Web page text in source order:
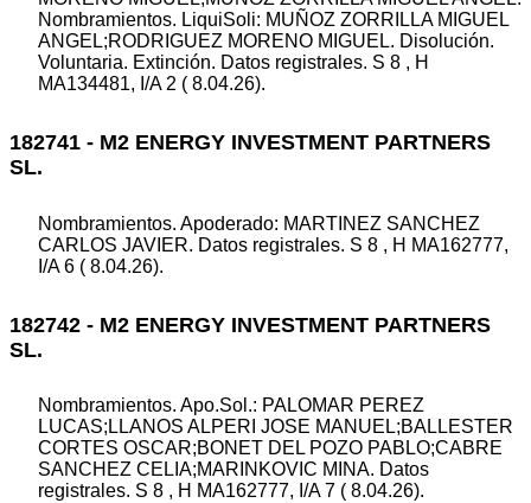
Nombramientos. LiquiSoli: MUÑOZ ZORRILLA MIGUEL
ANGEL;RODRIGUEZ MORENO MIGUEL. Disolución.
Voluntaria. Extinción. Datos registrales. S 8 , H
MA134481, I/A 2 ( 8.04.26).
182741 - M2 ENERGY INVESTMENT PARTNERS
SL.
Nombramientos. Apoderado: MARTINEZ SANCHEZ
CARLOS JAVIER. Datos registrales. S 8 , H MA162777,
I/A 6 ( 8.04.26).
182742 - M2 ENERGY INVESTMENT PARTNERS
SL.
Nombramientos. Apo.Sol.: PALOMAR PEREZ
LUCAS;LLANOS ALPERI JOSE MANUEL;BALLESTER
CORTES OSCAR;BONET DEL POZO PABLO;CABRE
SANCHEZ CELIA;MARINKOVIC MINA. Datos
registrales. S 8 , H MA162777, I/A 7 ( 8.04.26).